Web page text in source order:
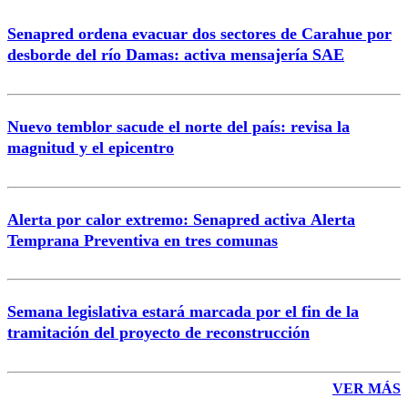
Senapred ordena evacuar dos sectores de Carahue por
desborde del río Damas: activa mensajería SAE
Nuevo temblor sacude el norte del país: revisa la
magnitud y el epicentro
Alerta por calor extremo: Senapred activa Alerta
Temprana Preventiva en tres comunas
Semana legislativa estará marcada por el fin de la
tramitación del proyecto de reconstrucción
VER MÁS